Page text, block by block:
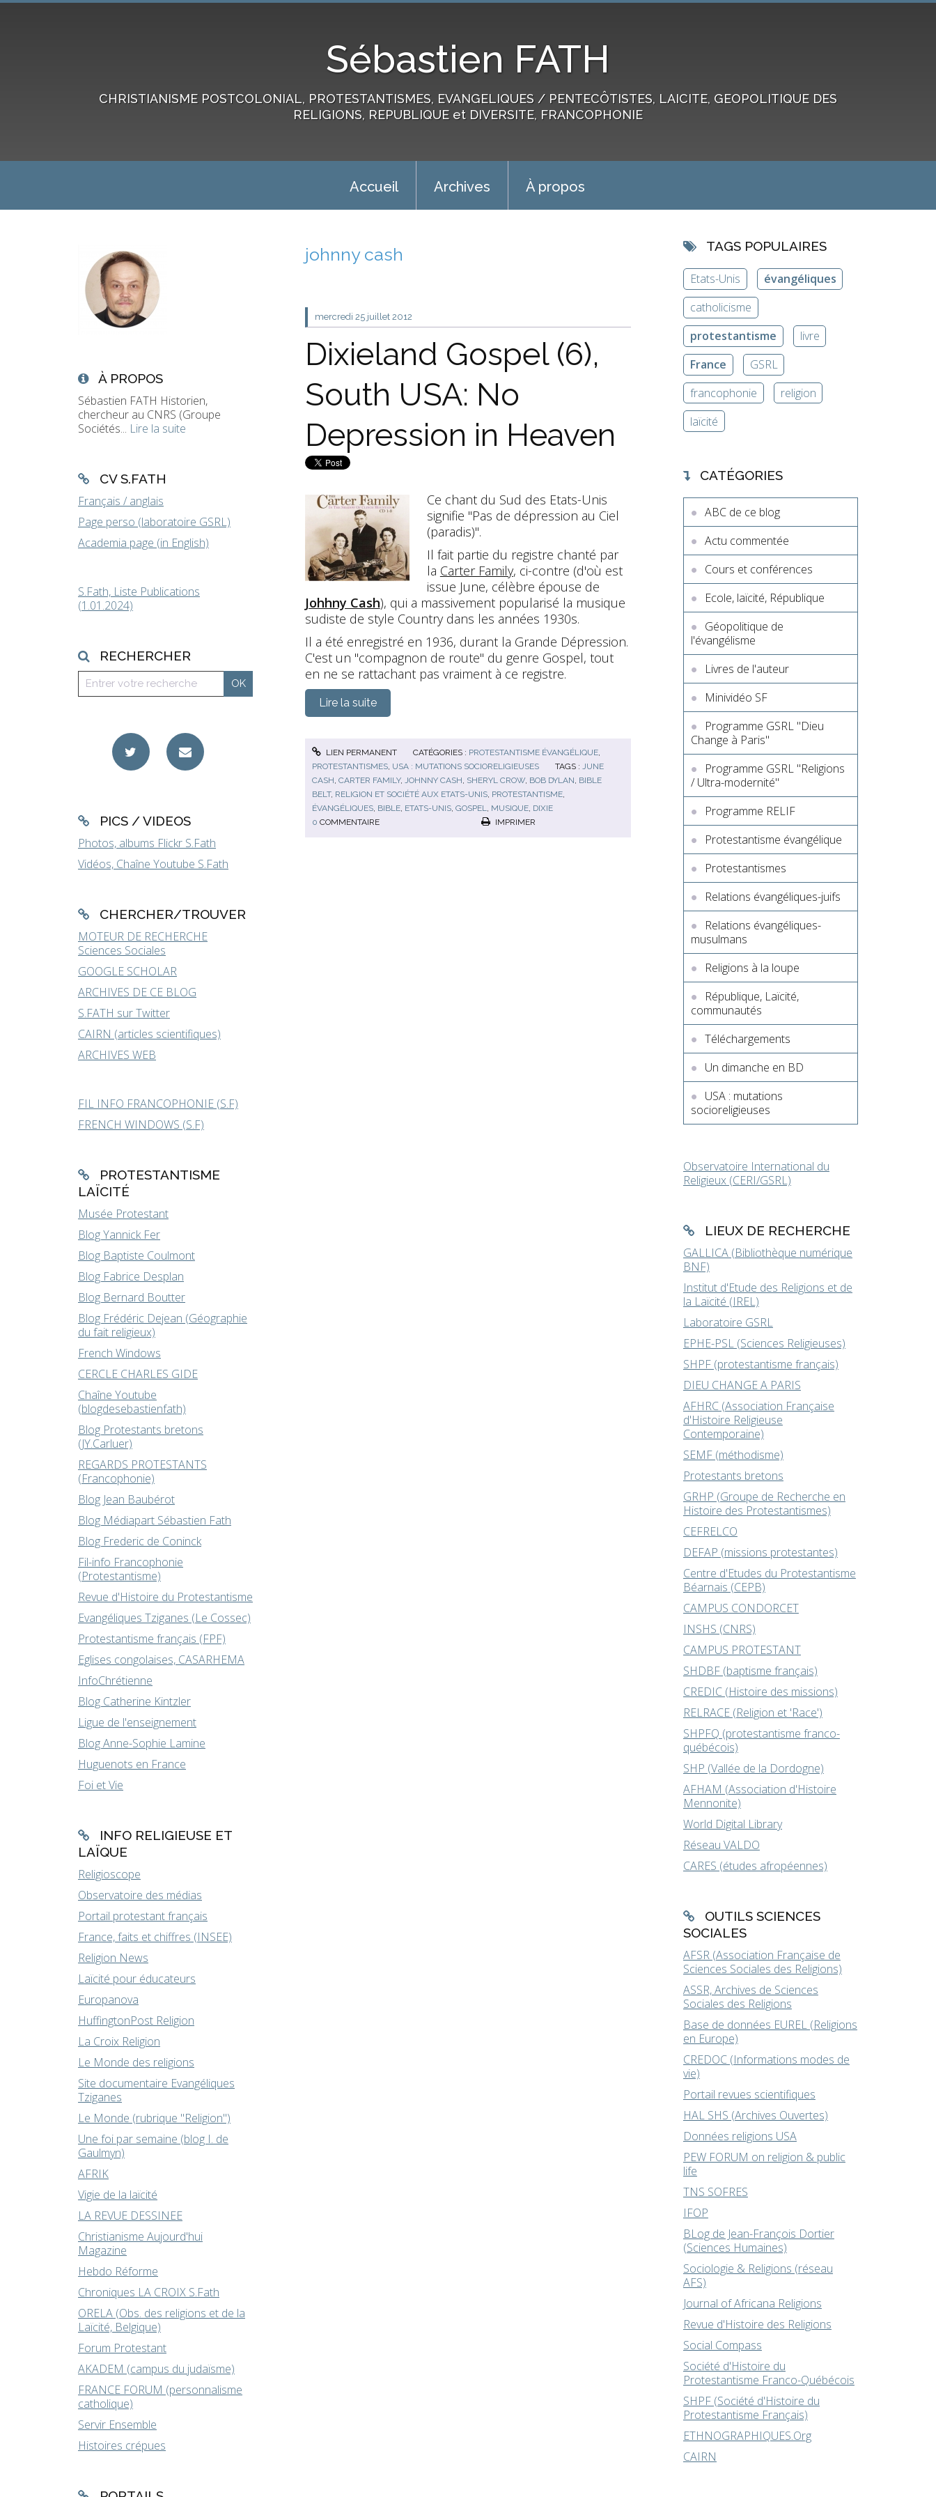
Sébastien FATH
CHRISTIANISME POSTCOLONIAL, PROTESTANTISMES, EVANGELIQUES / PENTECÔTISTES, LAICITE, GEOPOLITIQUE DES
RELIGIONS, REPUBLIQUE et DIVERSITE, FRANCOPHONIE
Accueil Archives À propos
À PROPOS
Sébastien FATH Historien,
chercheur au CNRS (Groupe
Sociétés... Lire la suite
CV S.FATH
Français / anglais
Page perso (laboratoire GSRL)
Academia page (in English)
S.Fath, Liste Publications
(1.01.2024)
RECHERCHER
PICS / VIDEOS
Photos, albums Flickr S.Fath
Vidéos, Chaîne Youtube S.Fath
CHERCHER/TROUVER
MOTEUR DE RECHERCHE
Sciences Sociales
GOOGLE SCHOLAR
ARCHIVES DE CE BLOG
S.FATH sur Twitter
CAIRN (articles scientifiques)
ARCHIVES WEB
FIL INFO FRANCOPHONIE (S.F)
FRENCH WINDOWS (S.F)
PROTESTANTISME
LAÏCITÉ
Musée Protestant
Blog Yannick Fer
Blog Baptiste Coulmont
Blog Fabrice Desplan
Blog Bernard Boutter
Blog Frédéric Dejean (Géographie
du fait religieux)
French Windows
CERCLE CHARLES GIDE
Chaîne Youtube
(blogdesebastienfath)
Blog Protestants bretons
(JY.Carluer)
REGARDS PROTESTANTS
(Francophonie)
Blog Jean Baubérot
Blog Médiapart Sébastien Fath
Blog Frederic de Coninck
Fil-info Francophonie
(Protestantisme)
Revue d'Histoire du Protestantisme
Evangéliques Tziganes (Le Cossec)
Protestantisme français (FPF)
Eglises congolaises, CASARHEMA
InfoChrétienne
Blog Catherine Kintzler
Ligue de l'enseignement
Blog Anne-Sophie Lamine
Huguenots en France
Foi et Vie
INFO RELIGIEUSE ET
LAÏQUE
Religioscope
Observatoire des médias
Portail protestant français
France, faits et chiffres (INSEE)
Religion News
Laïcité pour éducateurs
Europanova
HuffingtonPost Religion
La Croix Religion
Le Monde des religions
Site documentaire Evangéliques
Tziganes
Le Monde (rubrique "Religion")
Une foi par semaine (blog I. de
Gaulmyn)
AFRIK
Vigie de la laïcité
LA REVUE DESSINEE
Christianisme Aujourd'hui
Magazine
Hebdo Réforme
Chroniques LA CROIX S.Fath
ORELA (Obs. des religions et de la
Laïcité, Belgique)
Forum Protestant
AKADEM (campus du judaïsme)
FRANCE FORUM (personnalisme
catholique)
Servir Ensemble
Histoires crépues
johnny cash
mercredi 25 juillet 2012
Dixieland Gospel (6),
South USA: No
Depression in Heaven
Ce chant du Sud des Etats-Unis
signifie "Pas de dépression au Ciel
(paradis)".
Il fait partie du registre chanté par
la Carter Family, ci-contre (d'où est
issue June, célèbre épouse de
Johhny Cash), qui a massivement popularisé la musique
sudiste de style Country dans les années 1930s.
Il a été enregistré en 1936, durant la Grande Dépression.
C'est un "compagnon de route" du genre Gospel, tout
en ne se rattachant pas vraiment à ce registre.
Lire la suite
LIEN PERMANENT CATÉGORIES : PROTESTANTISME ÉVANGÉLIQUE,
PROTESTANTISMES, USA : MUTATIONS SOCIORELIGIEUSES TAGS : JUNE
CASH, CARTER FAMILY, JOHNNY CASH, SHERYL CROW, BOB DYLAN, BIBLE
BELT, RELIGION ET SOCIÉTÉ AUX ETATS-UNIS, PROTESTANTISME,
ÉVANGÉLIQUES, BIBLE, ETATS-UNIS, GOSPEL, MUSIQUE, DIXIE
0 COMMENTAIRE IMPRIMER
TAGS POPULAIRES
Etats-Unis
évangéliques
catholicisme
protestantisme
livre
France
GSRL
francophonie
religion
laïcité
CATÉGORIES
ABC de ce blog
Actu commentée
Cours et conférences
Ecole, laïcité, République
Géopolitique de
l'évangélisme
Livres de l'auteur
Minividéo SF
Programme GSRL "Dieu
Change à Paris"
Programme GSRL "Religions
/ Ultra-modernité"
Programme RELIF
Protestantisme évangélique
Protestantismes
Relations évangéliques-juifs
Relations évangéliques-
musulmans
Religions à la loupe
République, Laïcité,
communautés
Téléchargements
Un dimanche en BD
USA : mutations
socioreligieuses
Observatoire International du
Religieux (CERI/GSRL)
LIEUX DE RECHERCHE
GALLICA (Bibliothèque numérique
BNF)
Institut d'Etude des Religions et de
la Laïcité (IREL)
Laboratoire GSRL
EPHE-PSL (Sciences Religieuses)
SHPF (protestantisme français)
DIEU CHANGE A PARIS
AFHRC (Association Française
d'Histoire Religieuse
Contemporaine)
SEMF (méthodisme)
Protestants bretons
GRHP (Groupe de Recherche en
Histoire des Protestantismes)
CEFRELCO
DEFAP (missions protestantes)
Centre d'Etudes du Protestantisme
Béarnais (CEPB)
CAMPUS CONDORCET
INSHS (CNRS)
CAMPUS PROTESTANT
SHDBF (baptisme français)
CREDIC (Histoire des missions)
RELRACE (Religion et 'Race')
SHPFQ (protestantisme franco-
québécois)
SHP (Vallée de la Dordogne)
AFHAM (Association d'Histoire
Mennonite)
World Digital Library
Réseau VALDO
CARES (études afropéennes)
OUTILS SCIENCES
SOCIALES
AFSR (Association Française de
Sciences Sociales des Religions)
ASSR, Archives de Sciences
Sociales des Religions
Base de données EUREL (Religions
en Europe)
CREDOC (Informations modes de
vie)
Portail revues scientifiques
HAL SHS (Archives Ouvertes)
Données religions USA
PEW FORUM on religion & public
life
TNS SOFRES
IFOP
BLog de Jean-François Dortier
(Sciences Humaines)
Sociologie & Religions (réseau
AFS)
Journal of Africana Religions
Revue d'Histoire des Religions
Social Compass
Société d'Histoire du
Protestantisme Franco-Québécois
SHPF (Société d'Histoire du
Protestantisme Français)
ETHNOGRAPHIQUES.Org
CAIRN